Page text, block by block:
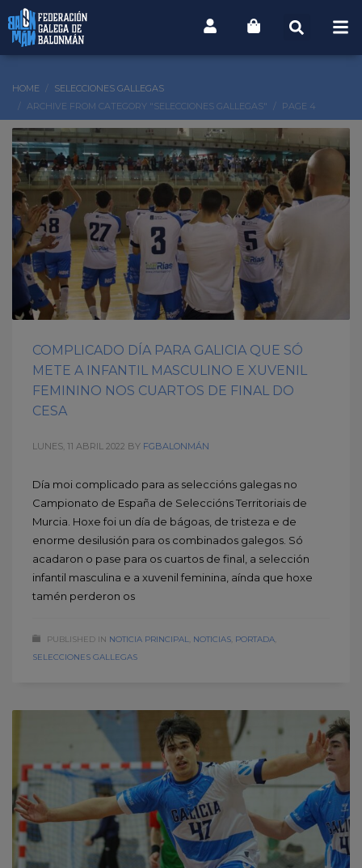
HOME
SELECCIONES GALLEGAS
ARCHIVE FROM CATEGORY "SELECCIONES GALLEGAS"
PAGE 4
COMPLICADO DÍA PARA GALICIA QUE SÓ
METE A INFANTIL MASCULINO E XUVENIL
FEMININO NOS CUARTOS DE FINAL DO
CESA
LUNES, 11 ABRIL 2022 BY FGBALONMÁN
Día moi complicado para as seleccións galegas no
Campionato de España de Seleccións Territoriais de
Murcia. Hoxe foi un día de bágoas, de tristeza e de
enorme desilusión para os combinados galegos. Só
acadaron o pase para os cuartos de final, a selección
infantil masculina e a xuvenil feminina, aínda que hoxe
tamén perderon os
PUBLISHED IN NOTICIA PRINCIPAL NOTICIAS PORTADA
SELECCIONES GALLEGAS